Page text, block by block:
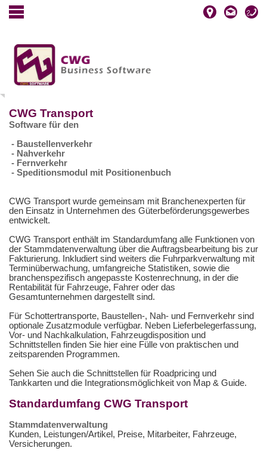
CWG Transport
Software für den
- Baustellenverkehr
- Nahverkehr
- Fernverkehr
- Speditionsmodul mit Positionenbuch
CWG Transport wurde gemeinsam mit Branchenexperten für
den Einsatz in Unternehmen des Güterbeförderungsgewerbes
entwickelt.
CWG Transport enthält im Standardumfang alle Funktionen von
der Stammdatenverwaltung über die Auftragsbearbeitung bis zur
Fakturierung. Inkludiert sind weiters die Fuhrparkverwaltung mit
Terminüberwachung, umfangreiche Statistiken, sowie die
branchenspezifisch angepasste Kostenrechnung, in der die
Rentabilität für Fahrzeuge, Fahrer oder das
Gesamtunternehmen dargestellt sind.
Für Schottertransporte, Baustellen-, Nah- und Fernverkehr sind
optionale Zusatzmodule verfügbar. Neben Lieferbelegerfassung,
Vor- und Nachkalkulation, Fahrzeugdisposition und
Schnittstellen finden Sie hier eine Fülle von praktischen und
zeitsparenden Programmen.
Sehen Sie auch die Schnittstellen für Roadpricing und
Tankkarten und die Integrationsmöglichkeit von Map & Guide.
Standardumfang CWG Transport
Stammdatenverwaltung
Kunden, Leistungen/Artikel, Preise, Mitarbeiter, Fahrzeuge,
Versicherungen.